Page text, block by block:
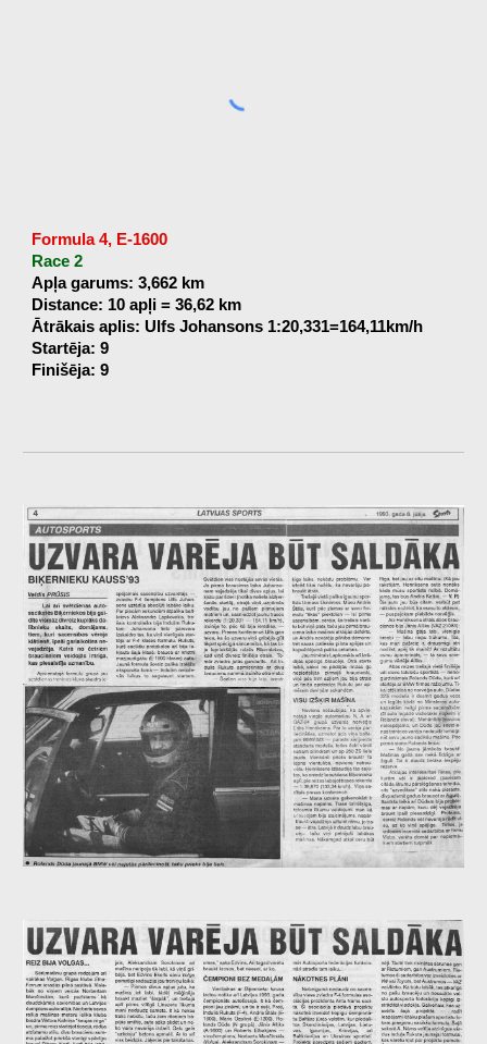
Formula 4, E-1600
Race 2
Apļa garums: 3,662 km
Distance: 10 apļi = 36,62 km
Ātrākais aplis: Ulfs Johansons 1:20,331=164,11km/h
Startēja: 9
Finišēja: 9